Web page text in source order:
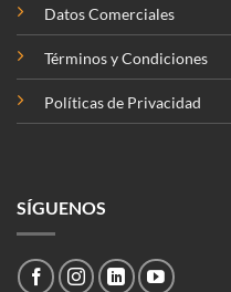
Datos Comerciales
Términos y Condiciones
Políticas de Privacidad
SÍGUENOS